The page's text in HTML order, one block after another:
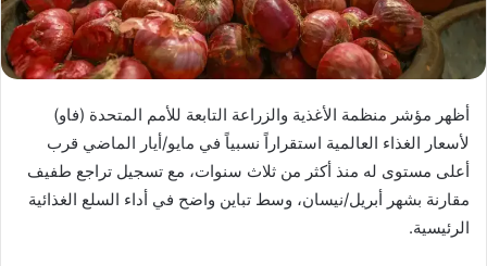
أظهر مؤشر منظمة الأغذية والزراعة التابعة للأمم المتحدة (فاو)
لأسعار الغذاء العالمية استقراراً نسبياً في مايو/أيار الماضي قرب
أعلى مستوى له منذ أكثر من ثلاث سنوات، مع تسجيل تراجع طفيف
مقارنة بشهر أبريل/نيسان، وسط تباين واضح في أداء السلع الغذائية
الرئيسية.